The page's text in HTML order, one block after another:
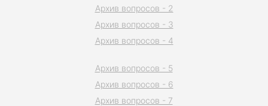
Архив вопросов - 2
Архив вопросов - 3
Архив вопросов - 4
Архив вопросов - 5
Архив вопросов - 6
Архив вопросов - 7